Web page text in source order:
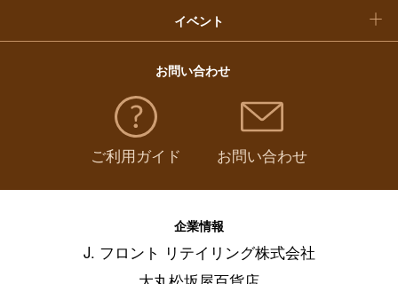
イベント
お問い合わせ
ご利用ガイド お問い合わせ
企業情報
J. フロント リテイリング株式会社